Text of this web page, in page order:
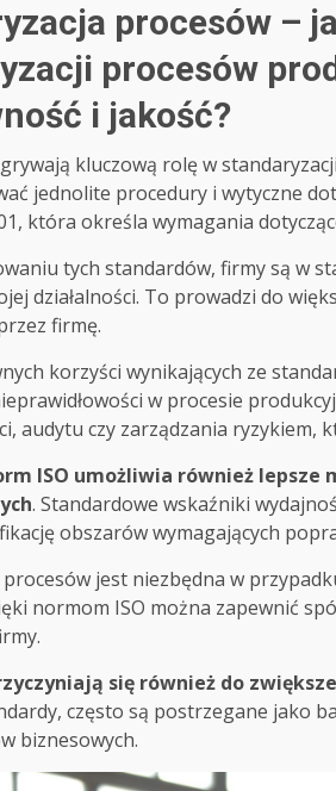
procesów –
procesów
i jakość?
kluczową rolę w
jednolite procedury i wytyczne
która określa wymagania
tych standardów, firmy są w
działalności. To prowadzi do
firmę.
korzyści wynikających ze
w procesie
audytu czy zarządzania ryzykiem,
ISO umożliwia również
. Standardowe wskaźniki
obszarów wymagających
jest niezbędna w
normom ISO można zapewnić
się również do
często są postrzegane jako
biznesowych.